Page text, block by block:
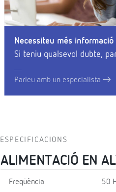
Necessiteu més
Si teniu qualsevol dubte,
Parleu amb un especialista
ESPECIFICACIONS
ALIMENTACIÓ EN
Freqüència 50